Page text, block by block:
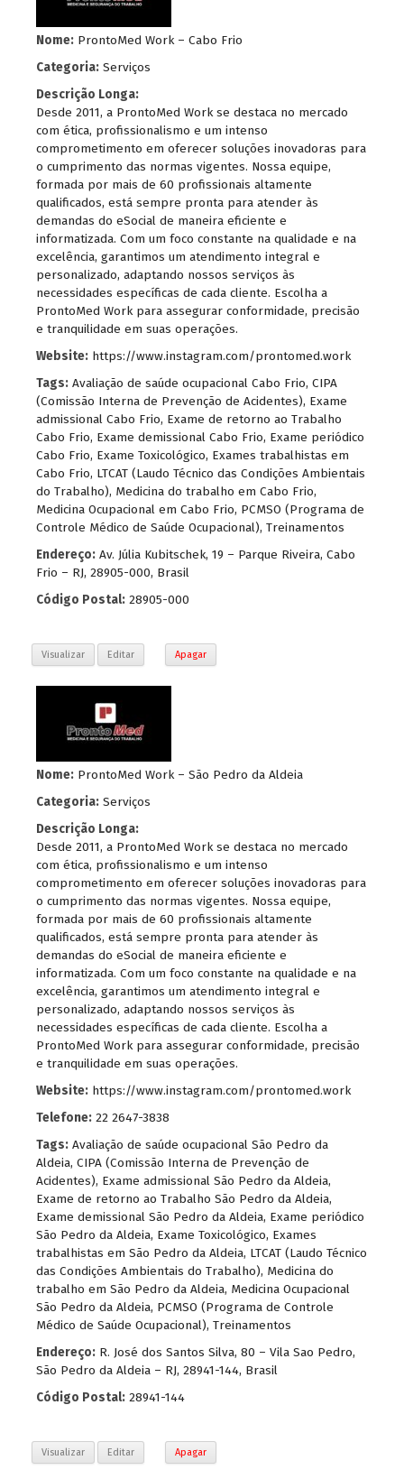
Nome: ProntoMed Work – Cabo Frio
Categoria: Serviços
Descrição Longa:
Desde 2011, a ProntoMed Work se destaca no mercado
com ética, profissionalismo e um intenso
comprometimento em oferecer soluções inovadoras para
o cumprimento das normas vigentes. Nossa equipe,
formada por mais de 60 profissionais altamente
qualificados, está sempre pronta para atender às
demandas do eSocial de maneira eficiente e
informatizada. Com um foco constante na qualidade e na
excelência, garantimos um atendimento integral e
personalizado, adaptando nossos serviços às
necessidades específicas de cada cliente. Escolha a
ProntoMed Work para assegurar conformidade, precisão
e tranquilidade em suas operações.
Website: https://www.instagram.com/prontomed.work
Tags: Avaliação de saúde ocupacional Cabo Frio, CIPA
(Comissão Interna de Prevenção de Acidentes), Exame
admissional Cabo Frio, Exame de retorno ao Trabalho
Cabo Frio, Exame demissional Cabo Frio, Exame periódico
Cabo Frio, Exame Toxicológico, Exames trabalhistas em
Cabo Frio, LTCAT (Laudo Técnico das Condições Ambientais
do Trabalho), Medicina do trabalho em Cabo Frio,
Medicina Ocupacional em Cabo Frio, PCMSO (Programa de
Controle Médico de Saúde Ocupacional), Treinamentos
Endereço: Av. Júlia Kubitschek, 19 – Parque Riveira, Cabo
Frio – RJ, 28905-000, Brasil
Código Postal: 28905-000
Visualizar Editar Apagar
Nome: ProntoMed Work – São Pedro da Aldeia
Categoria: Serviços
Descrição Longa:
Desde 2011, a ProntoMed Work se destaca no mercado
com ética, profissionalismo e um intenso
comprometimento em oferecer soluções inovadoras para
o cumprimento das normas vigentes. Nossa equipe,
formada por mais de 60 profissionais altamente
qualificados, está sempre pronta para atender às
demandas do eSocial de maneira eficiente e
informatizada. Com um foco constante na qualidade e na
excelência, garantimos um atendimento integral e
personalizado, adaptando nossos serviços às
necessidades específicas de cada cliente. Escolha a
ProntoMed Work para assegurar conformidade, precisão
e tranquilidade em suas operações.
Website: https://www.instagram.com/prontomed.work
Telefone: 22 2647-3838
Tags: Avaliação de saúde ocupacional São Pedro da
Aldeia, CIPA (Comissão Interna de Prevenção de
Acidentes), Exame admissional São Pedro da Aldeia,
Exame de retorno ao Trabalho São Pedro da Aldeia,
Exame demissional São Pedro da Aldeia, Exame periódico
São Pedro da Aldeia, Exame Toxicológico, Exames
trabalhistas em São Pedro da Aldeia, LTCAT (Laudo Técnico
das Condições Ambientais do Trabalho), Medicina do
trabalho em São Pedro da Aldeia, Medicina Ocupacional
São Pedro da Aldeia, PCMSO (Programa de Controle
Médico de Saúde Ocupacional), Treinamentos
Endereço: R. José dos Santos Silva, 80 – Vila Sao Pedro,
São Pedro da Aldeia – RJ, 28941-144, Brasil
Código Postal: 28941-144
Visualizar Editar Apagar